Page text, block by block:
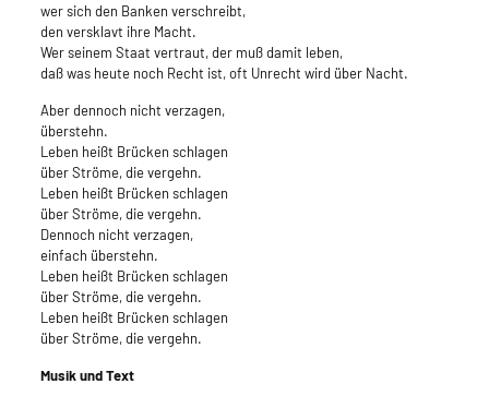
wer sich den Banken verschreibt,
den versklavt ihre Macht.
Wer seinem Staat vertraut, der muß damit leben,
daß was heute noch Recht ist, oft Unrecht wird über Nacht.
Aber dennoch nicht verzagen,
überstehn.
Leben heißt Brücken schlagen
über Ströme, die vergehn.
Leben heißt Brücken schlagen
über Ströme, die vergehn.
Dennoch nicht verzagen,
einfach überstehn.
Leben heißt Brücken schlagen
über Ströme, die vergehn.
Leben heißt Brücken schlagen
über Ströme, die vergehn.
Musik und Text